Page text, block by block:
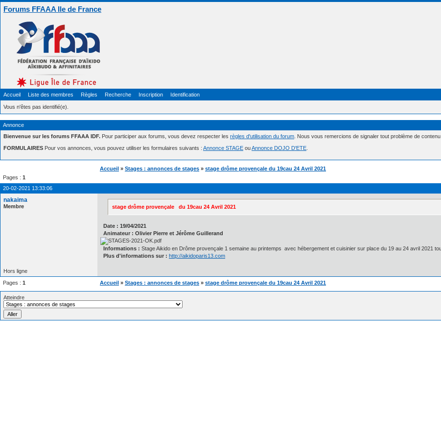
Forums FFAAA Ile de France
Accueil Liste des membres Règles Recherche Inscription Identification
Vous n'êtes pas identifié(e).
Annonce
Bienvenue sur les forums FFAAA IDF. Pour participer aux forums, vous devez respecter les règles d'utilisation du forum . Nous vous remercions de signaler tout problème de
FORMULAIRES Pour vos annonces, vous pouvez utiliser les formulaires suivants : Annonce STAGE ouAnnonce DOJO D'ETE
Accueil » Stages : annonces de stages » stage drôme provençale du 19cau 24 Avril 2021
Pages : 1
20-02-2021 13:33:06
nakaima
Membre stage drôme provençale du 19cau 24 Avril 2021
Date : 19/04/2021
Animateur : Olivier Pierre et Jérôme Guillerand
Informations : Stage Aikido en Drôme provençale 1 semaine au printemps avec hébergement et cuisinier sur place du 19 au 24 avril 2021
Plus d'informations sur : http://aikidoparis13.com
Hors ligne
Pages : 1 Accueil » Stages : annonces de stages » stage drôme provençale du 19cau 24 Avril 2021
Atteindre